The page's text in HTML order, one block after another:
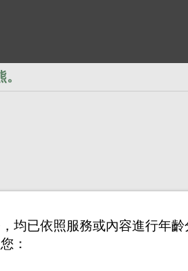
均已依照服務或內容進行年
：